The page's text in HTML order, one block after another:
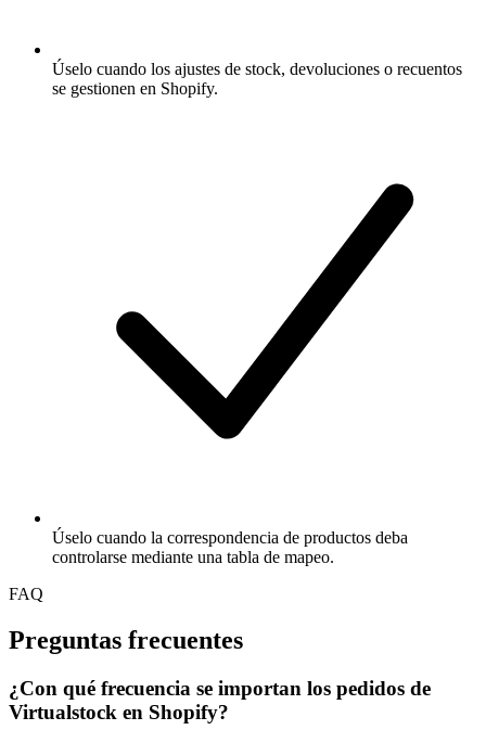
Úselo cuando los ajustes de stock, devoluciones o recuentos
se gestionen en Shopify.
Úselo cuando la correspondencia de productos deba
controlarse mediante una tabla de mapeo.
FAQ
Preguntas frecuentes
¿Con qué frecuencia se importan los pedidos de
Virtualstock en Shopify?